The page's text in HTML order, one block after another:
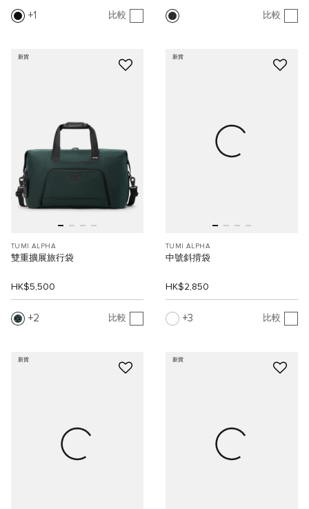
1 比較 比較
新貨
TUMI ALPHA
雙重擴展旅行袋
HK$5,500
2 比較
新貨
TUMI ALPHA
中號斜揹袋
HK$2,850
3 比較
新貨 新貨